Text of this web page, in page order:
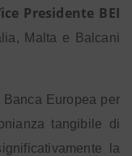
Presidente BEI
Malta e Balcani
Banca Europea per
tangibile di
la